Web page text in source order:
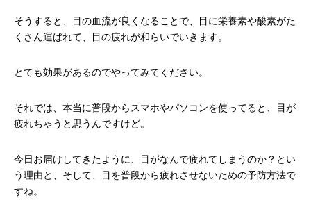
そうすると、目の血流が良くなることで、目に栄養素や酸素がた
くさん運ばれて、目の疲れが和らいでいきます。
とても効果があるのでやってみてください。
それでは、本当に普段からスマホやパソコンを使ってると、目が
疲れちゃうと思うんですけど。
今日お届けしてきたように、目がなんで疲れてしまうのか？とい
う理由と、そして、目を普段から疲れさせないための予防方法で
すね。